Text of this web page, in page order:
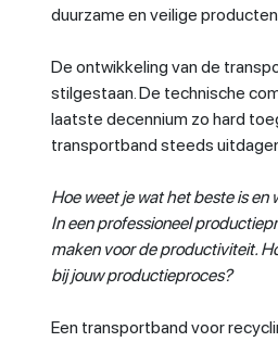
duurzame en veilige
De ontwikkeling van de
stilgestaan. De technische
laatste decennium zo hard
transportband steeds
Hoe weet je wat het beste is en
In een professioneel
maken voor de productiviteit.
bij jouw productieproces?
Een transportband voor